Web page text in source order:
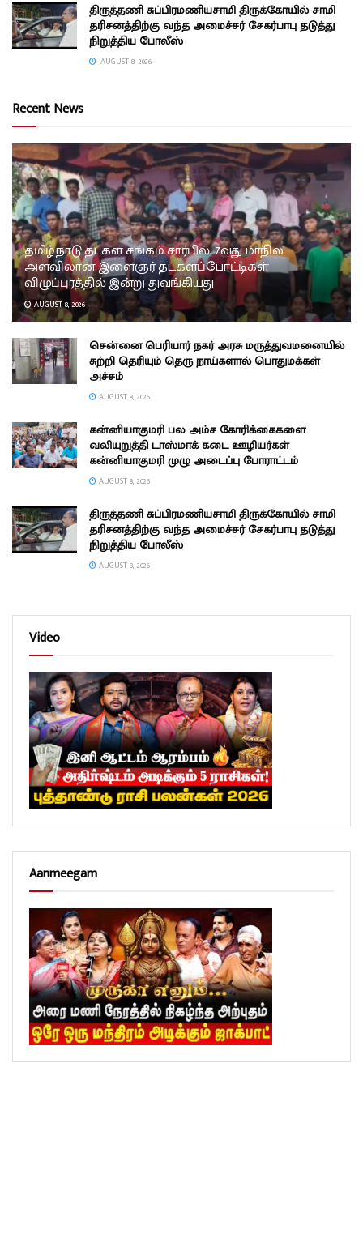
திருத்தணி சுப்பிரமணியசாமி திருக்கோயில் சாமி
தரிசனத்திற்கு வந்த அமைச்சர் சேகர்பாபு தடுத்து
நிறுத்திய போலீஸ்
AUGUST 8, 2026
Recent News
தமிழ்நாடு தடகள சங்கம் சார்பில், 7வது மாநில
அளவிலான இளைஞர் தடகளப்போட்டிகள்
விழுப்புரத்தில் இன்று துவங்கியது
AUGUST 8, 2026
சென்னை பெரியார் நகர் அரசு மருத்துவமனையில்
சுற்றி தெரியும் தெரு நாய்களால் பொதுமக்கள்
அச்சம்
AUGUST 8, 2026
கன்னியாகுமரி பல அம்ச கோரிக்கைகளை
வலியுறுத்தி டாஸ்மாக் கடை ஊழியர்கள்
கன்னியாகுமரி முழு அடைப்பு போராட்டம்
AUGUST 8, 2026
திருத்தணி சுப்பிரமணியசாமி திருக்கோயில் சாமி
தரிசனத்திற்கு வந்த அமைச்சர் சேகர்பாபு தடுத்து
நிறுத்திய போலீஸ்
AUGUST 8, 2026
Video
Aanmeegam